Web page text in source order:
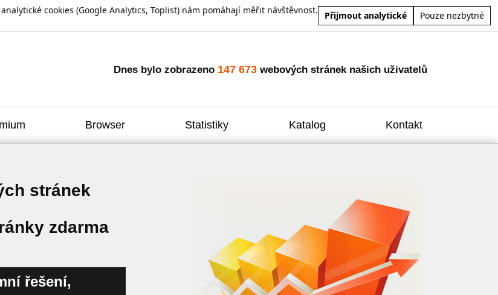
cookies (Google Analytics, Toplist) nám pomáhají měřit návštěvnost.
Přijmout analytické Pouze nezbytné
Dnes bylo zobrazeno 147 673 webových stránek našich uživatelů
Browser Statistiky Katalog Kontakt
stránek
zdarma
řešení,